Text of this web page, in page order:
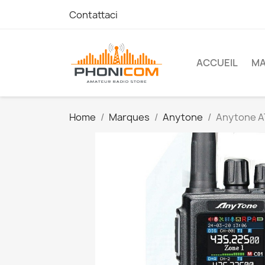
Contattaci
ACCUEIL
Home Marques Anytone Anytone